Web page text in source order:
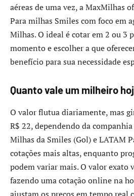
aéreas de uma vez, a MaxMilhas
Para milhas Smiles com foco em
Milhas. O ideal é cotar em 2 ou 3
momento e escolher a que
benefício para sua necessidade
Quanto vale um milheiro
O valor flutua diariamente, mas
R$ 22, dependendo da
Milhas da Smiles (Gol) e LATAM
cotações mais altas, enquanto
podem variar mais. O valor exato
fazendo uma cotação online na
ajustam os preços em tempo real